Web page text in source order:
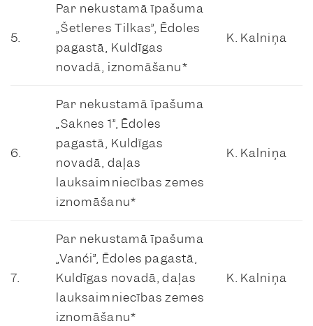
5.
Par nekustamā īpašuma
„Šetleres Tilkas”, Ēdoles
pagastā, Kuldīgas
novadā, iznomāšanu*
K. Kalniņa
6.
Par nekustamā īpašuma
„Saknes 1”, Ēdoles
pagastā, Kuldīgas
novadā, daļas
lauksaimniecības zemes
iznomāšanu*
K. Kalniņa
7.
Par nekustamā īpašuma
„Vanči”, Ēdoles pagastā,
Kuldīgas novadā, daļas
lauksaimniecības zemes
iznomāšanu*
K. Kalniņa